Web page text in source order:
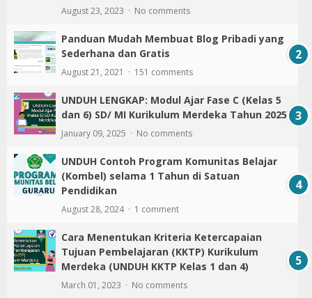
August 23, 2023 No comments
Panduan Mudah Membuat Blog Pribadi yang
Sederhana dan Gratis
August 21, 2021 151 comments
UNDUH LENGKAP: Modul Ajar Fase C (Kelas 5
dan 6) SD/ MI Kurikulum Merdeka Tahun 2025
January 09, 2025 No comments
UNDUH Contoh Program Komunitas Belajar
(Kombel) selama 1 Tahun di Satuan
Pendidikan
August 28, 2024 1 comment
Cara Menentukan Kriteria Ketercapaian
Tujuan Pembelajaran (KKTP) Kurikulum
Merdeka (UNDUH KKTP Kelas 1 dan 4)
March 01, 2023 No comments